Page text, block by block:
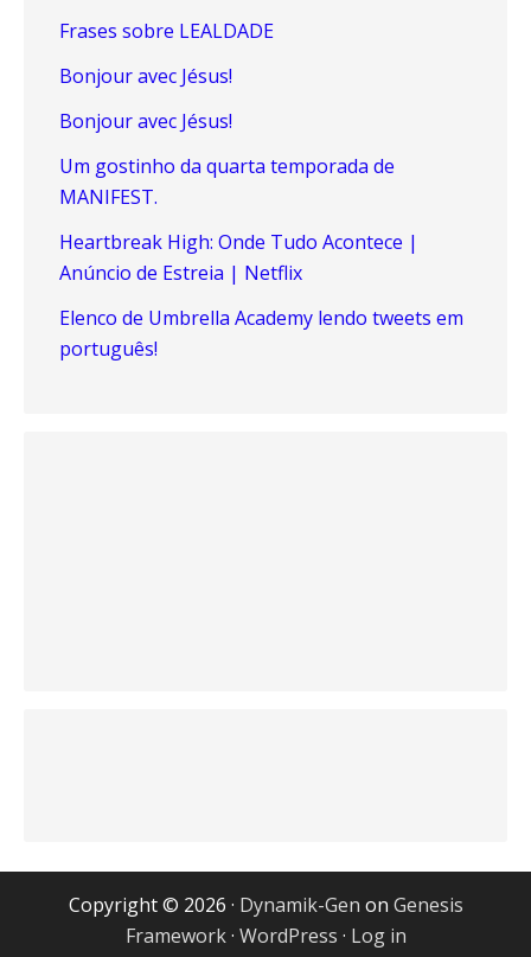
Frases sobre LEALDADE
Bonjour avec Jésus!
Bonjour avec Jésus!
Um gostinho da quarta temporada de
MANIFEST.
Heartbreak High: Onde Tudo Acontece |
Anúncio de Estreia | Netflix
Elenco de Umbrella Academy lendo tweets em
português!
Copyright © 2026 · Dynamik-Gen on Genesis
Framework· WordPress · Log in